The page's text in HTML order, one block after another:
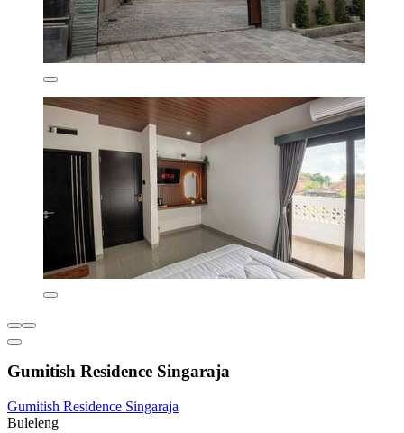
Gumitish Residence Singaraja
Gumitish Residence Singaraja
Buleleng